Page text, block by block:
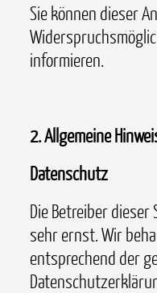
Sie können dieser
informieren.
2. Allgemeine
Datenschutz
Die Betreiber
sehr ernst. Wir
entsprechend der